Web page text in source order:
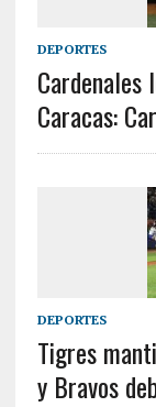
DEPORTES
Cardenales
Caracas:
DEPORTES
Tigres
y Bravos